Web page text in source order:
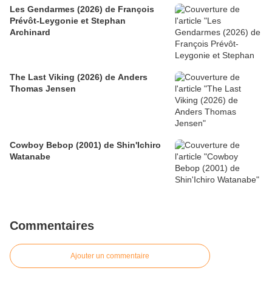
Les Gendarmes (2026) de François
Prévôt-Leygonie et Stephan
Archinard
The Last Viking (2026) de Anders
Thomas Jensen
Cowboy Bebop (2001) de Shin'Ichiro
Watanabe
Commentaires
Ajouter un commentaire